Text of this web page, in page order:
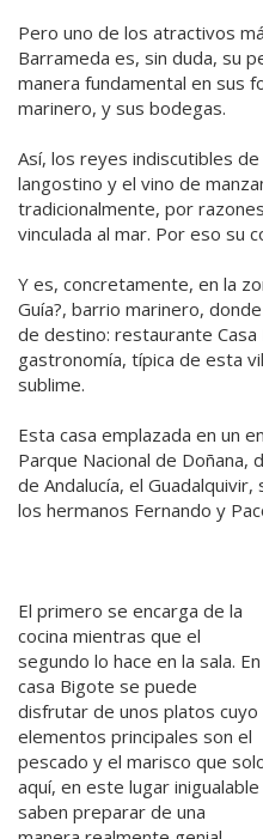
Pero uno de los atractivos
Barrameda es, sin duda, su
manera fundamental en sus
marinero, y sus bodegas.
Así, los reyes indiscutibles de
langostino y el vino de
tradicionalmente, por
vinculada al mar. Por eso su
Y es, concretamente, en la
Guía?, barrio marinero,
de destino: restaurante
gastronomía, típica de esta
sublime.
Esta casa emplazada en un
Parque Nacional de Doñana,
de Andalucía, el
los hermanos Fernando y
El primero se encarga de la
cocina mientras que el
segundo lo hace en la sala. En
casa Bigote se puede
disfrutar de unos platos cuyo
elementos principales son el
pescado y el marisco que
aquí, en este lugar inigualable
saben preparar de una